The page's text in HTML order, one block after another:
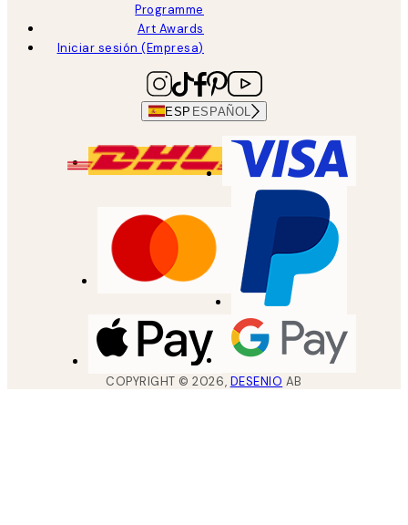
Programme
Art Awards
Iniciar sesión (Empresa)
ESP ESPAÑOL
COPYRIGHT ©2026, DESENIO AB